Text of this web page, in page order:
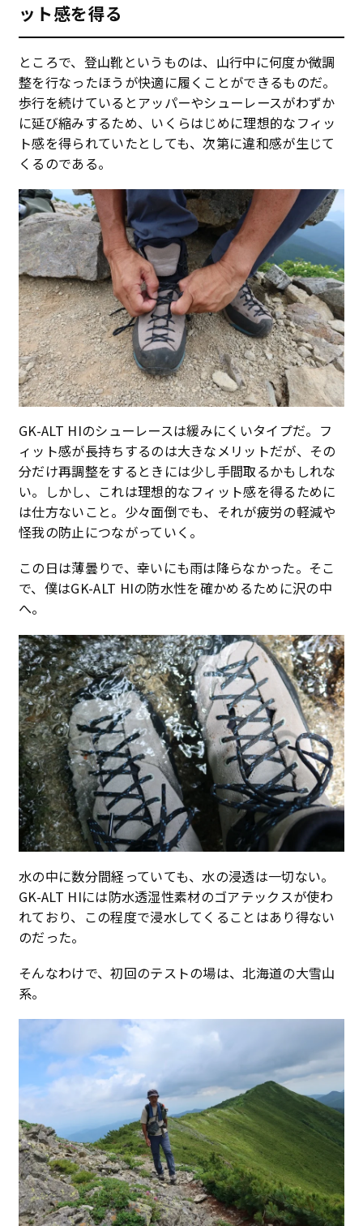
ット感を得る
ところで、登山靴というものは、山行中に何度か微調
整を行なったほうが快適に履くことができるものだ。
歩行を続けているとアッパーやシューレースがわずか
に延び縮みするため、いくらはじめに理想的なフィッ
ト感を得られていたとしても、次第に違和感が生じて
くるのである。
GK-ALT HIのシューレースは緩みにくいタイプだ。フ
ィット感が長持ちするのは大きなメリットだが、その
分だけ再調整をするときには少し手間取るかもしれな
い。しかし、これは理想的なフィット感を得るために
は仕方ないこと。少々面倒でも、それが疲労の軽減や
怪我の防止につながっていく。
この日は薄曇りで、幸いにも雨は降らなかった。そこ
で、僕はGK-ALT HIの防水性を確かめるために沢の中
へ。
水の中に数分間経っていても、水の浸透は一切ない。
GK-ALT HIには防水透湿性素材のゴアテックスが使わ
れており、この程度で浸水してくることはあり得ない
のだった。
そんなわけで、初回のテストの場は、北海道の大雪山
系。